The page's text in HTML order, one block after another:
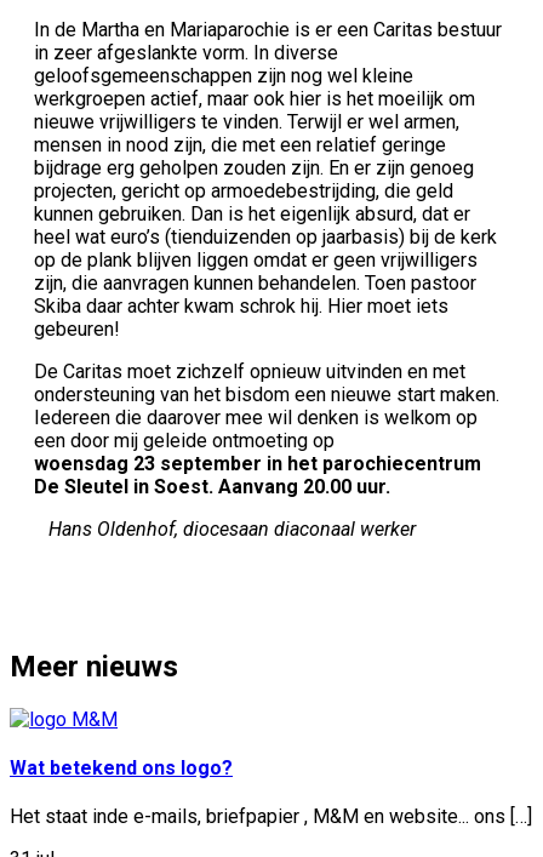
In de Martha en Mariaparochie is er een Caritas bestuur
in zeer afgeslankte vorm. In diverse
geloofsgemeenschappen zijn nog wel kleine
werkgroepen actief, maar ook hier is het moeilijk om
nieuwe vrijwilligers te vinden. Terwijl er wel armen,
mensen in nood zijn, die met een relatief geringe
bijdrage erg geholpen zouden zijn. En er zijn genoeg
projecten, gericht op armoedebestrijding, die geld
kunnen gebruiken. Dan is het eigenlijk absurd, dat er
heel wat euro’s (tienduizenden op jaarbasis) bij de kerk
op de plank blijven liggen omdat er geen vrijwilligers
zijn, die aanvragen kunnen behandelen. Toen pastoor
Skiba daar achter kwam schrok hij. Hier moet iets
gebeuren!
De Caritas moet zichzelf opnieuw uitvinden en met
ondersteuning van het bisdom een nieuwe start maken.
Iedereen die daarover mee wil denken is welkom op
een door mij geleide ontmoeting op
woensdag 23 september in het parochiecentrum
De Sleutel in Soest. Aanvang 20.00 uur.
Hans Oldenhof, diocesaan diaconaal werker
Meer nieuws
Wat betekend ons logo?
Het staat inde e-mails, briefpapier , M&M en website... ons […]